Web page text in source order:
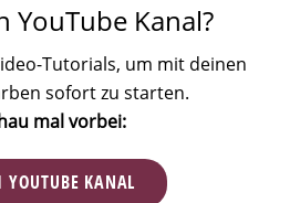
YouTube Kanal?
Tutorials, um mit deinen
sofort zu starten.
mal vorbei:
YOUTUBE KANAL